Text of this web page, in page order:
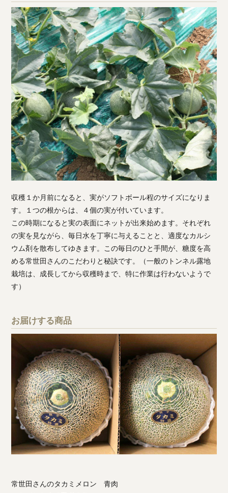
収穫１か月前になると、実がソフトボール程のサイズになりま
す。１つの根からは、４個の実が付いています。
この時期になると実の表面にネットが出来始めます。それぞれ
の実を見ながら、毎日水を丁寧に与えることと、適度なカルシ
ウム剤を散布してゆきます。この毎日のひと手間が、糖度を高
める常世田さんのこだわりと秘訣です。（一般のトンネル露地
栽培は、成長してから収穫時まで、特に作業は行わないようで
す）
お届けする商品
常世田さんのタカミメロン 青肉